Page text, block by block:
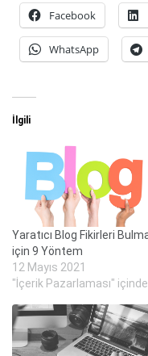
Facebook
WhatsApp
İlgili
Yaratıcı Blog Fikirleri
için 9 Yöntem
12 Mayıs 2021
"İçerik Pazarlaması" içinde